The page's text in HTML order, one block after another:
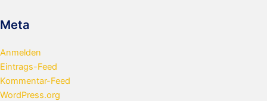
Meta
Anmelden
Eintrags-Feed
Kommentar-Feed
WordPress.org